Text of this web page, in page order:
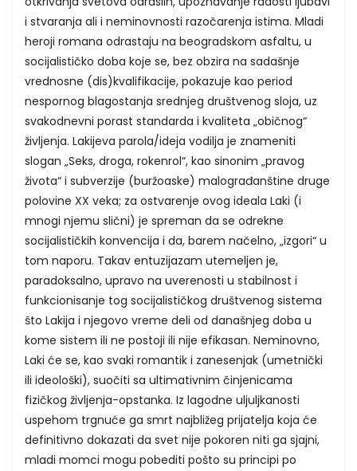
i stvaranja ali i neminovnosti razočarenja istima. Mladi
heroji romana odrastaju na beogradskom asfaltu, u
socijalističko doba koje se, bez obzira na sadašnje
vrednosne (dis)kvalifikacije, pokazuje kao period
nespornog blagostanja srednjeg društvenog sloja, uz
svakodnevni porast standarda i kvaliteta „običnog“
življenja. Lakijeva parola/ideja vodilja je znameniti
slogan „Seks, droga, rokenrol“, kao sinonim „pravog
života“ i subverzije (buržoaske) malograđanštine druge
polovine XX veka; za ostvarenje ovog ideala Laki (i
mnogi njemu slični) je spreman da se odrekne
socijalističkih konvencija i da, barem načelno, „izgori“ u
tom naporu. Takav entuzijazam utemeljen je,
paradoksalno, upravo na uverenosti u stabilnost i
funkcionisanje tog socijalističkog društvenog sistema
što Lakija i njegovo vreme deli od današnjeg doba u
kome sistem ili ne postoji ili nije efikasan. Neminovno,
Laki će se, kao svaki romantik i zanesenjak (umetnički
ili ideološki), suočiti sa ultimativnim činjenicama
fizičkog življenja-opstanka. Iz lagodne uljuljkanosti
uspehom trgnuće ga smrt najbližeg prijatelja koja će
definitivno dokazati da svet nije pokoren niti ga sjajni,
mladi momci mogu pobediti pošto su principi po